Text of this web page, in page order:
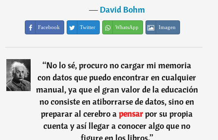
―David Bohm
Facebook Twitter WhatsApp Imagen
“No lo sé, procuro no cargar mi memoria
con datos que puedo encontrar en cualquier
manual, ya que el gran valor de la educación
no consiste en atiborrarse de datos, sino en
preparar al cerebro apensarpor su propia
cuenta y así llegar a conocer algo que no